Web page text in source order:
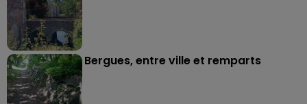
Bergues, entre ville et remparts